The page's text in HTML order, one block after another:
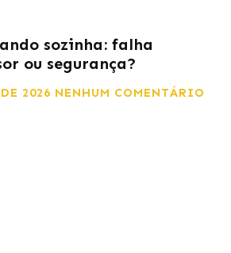
sozinha: falha
ou segurança?
2026 NENHUM COMENTÁRIO